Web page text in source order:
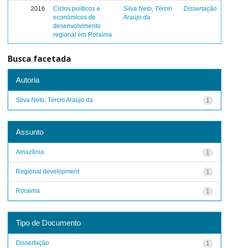
2016
Ciclos políticos e
econômicos de
desenvolvimento
regional em Roraima
Silva Neto, Tércio
Araújo da
Dissertação
Busca facetada
Autoria
1
Silva Neto, Tércio Araújo da
Assunto
1
Amazônia
1
Regional development
1
Roraima
Tipo de Documento
1
Dissertação